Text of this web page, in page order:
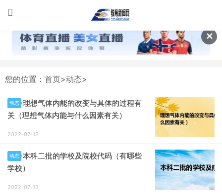
✕
您的位置： 首页>动态>
动态 理想气体内能的改变与具体的过程有
关（理想气体内能与什么因素有关）
2022-07-13
动态 本科二批的学校及院校代码（有哪些
学校）
2022-07-13